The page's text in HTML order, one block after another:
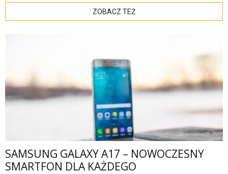
ZOBACZ TEŻ
SAMSUNG GALAXY A17 – NOWOCZESNY
SMARTFON DLA KAŻDEGO